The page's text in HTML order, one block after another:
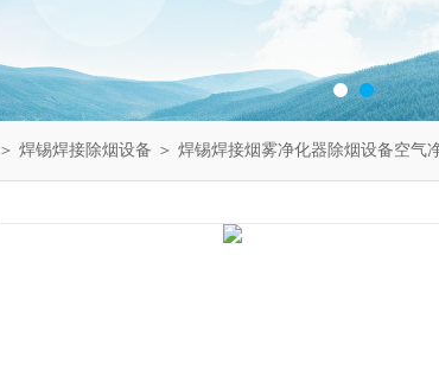
＞ 焊锡焊接除烟设备 ＞ 焊锡焊接烟雾净化器除烟设备空气